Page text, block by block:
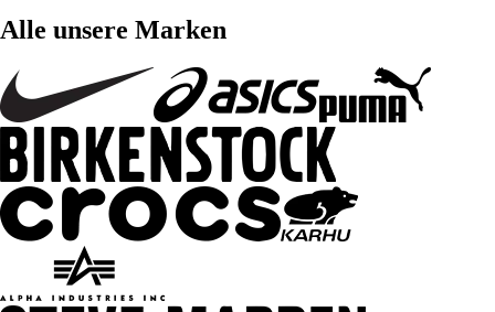
Alle unsere Marken